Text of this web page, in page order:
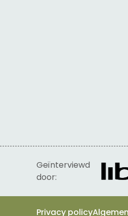
Geïnterviewd
door:
Privacy policy